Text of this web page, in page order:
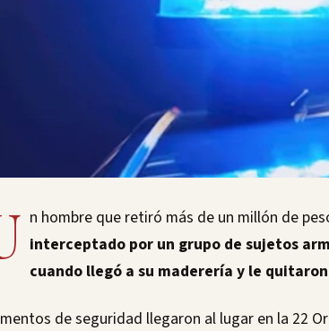
n hombre que retiró más de un millón de
interceptado por un grupo de sujetos
cuando llegó a su maderería y le
de seguridad llegaron al lugar en la 22